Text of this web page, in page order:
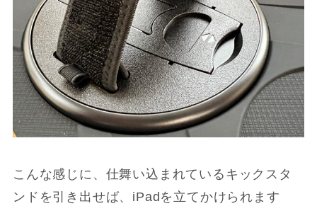
こんな感じに、仕舞い込まれているキックスタ
ンドを引き出せば、iPadを立てかけられます